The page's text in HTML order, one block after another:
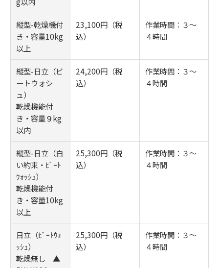
縦型-乾燥機付
き・容量10kg
以上
23,100円（税
込）
作業時間：３～
４時間
縦型-日立（ビ
ートウォシ
ュ）
乾燥機能付
き・容量９kg
以内
24,200円（税
込）
作業時間：３～
４時間
縦型-日立（白
い約束・ﾋﾞｰﾄ
ｳｫｯｼｭ）
乾燥機能付
き・容量10kg
以上
25,300円（税
込）
作業時間：３～
４時間
日立（ﾋﾞｰﾄｳｫ
ｯｼｭ）
乾燥無し ▲
25,300円（税
込）
作業時間：３～
４時間